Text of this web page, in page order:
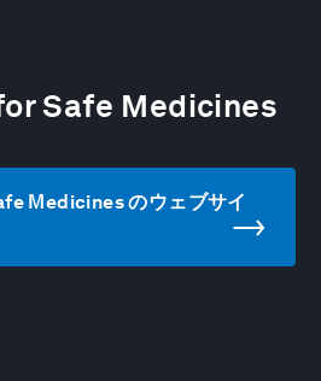
Safe Medicines
Medicines のウェブサイ